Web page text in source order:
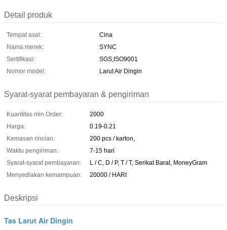
Detail produk
Tempat asal:
Cina
Nama merek:
SYNC
Sertifikasi:
SGS,ISO9001
Nomor model:
Larut Air Dingin
Syarat-syarat pembayaran & pengiriman
Kuantitas min Order:
2000
Harga:
0.19-0.21
Kemasan rincian:
200 pcs / karton,
Waktu pengiriman:
7-15 hari
Syarat-syarat pembayaran:
L / C, D / P, T / T, Serikat Barat, MoneyGram
Menyediakan kemampuan:
20000 / HARI
Deskripsi
Tas Larut Air Dingin